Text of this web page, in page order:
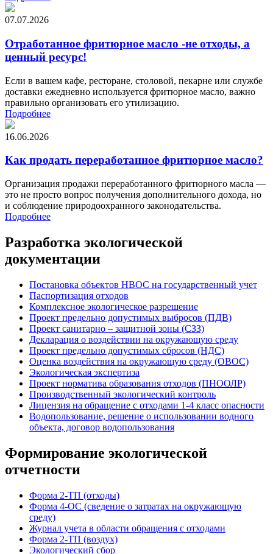
07.07.2026
Отработанное фритюрное масло -не отходы, а
ценный ресурс!
Если в вашем кафе, ресторане, столовой, пекарне или службе
доставки ежедневно используется фритюрное масло, важно
правильно организовать его утилизацию.
Подробнее
16.06.2026
Как продать переработанное фритюрное масло?
Организация продажи переработанного фритюрного масла —
это не просто вопрос получения дополнительного дохода, но
и соблюдение природоохранного законодательства.
Подробнее
Разработка экологической
документации
Постановка объектов НВОС на государственный учет
Паспортизация отходов
Комплексное экологическое разрешение
Проект предельно допустимых выбросов (ПДВ)
Проект санитарно – защитной зоны (СЗЗ)
Декларация о воздействии на окружающую среду
Проект предельно допустимых сбросов (НДС)
Оценка воздействия на окружающую среду (ОВОС)
Экологическая экспертиза
Проект норматива образования отходов (ПНООЛР)
Производственный экологический контроль
Лицензия на обращение с отходами 1-4 класс опасности
Водопользование, решение о использовании водного
объекта, договор водопользования
Формирование экологической
отчетности
Форма 2-ТП (отходы)
Форма 4-ОС (сведение о затратах на окружающую
среду)
Журнал учета в области обращения с отходами
Форма 2-ТП (воздух)
Экологический сбор